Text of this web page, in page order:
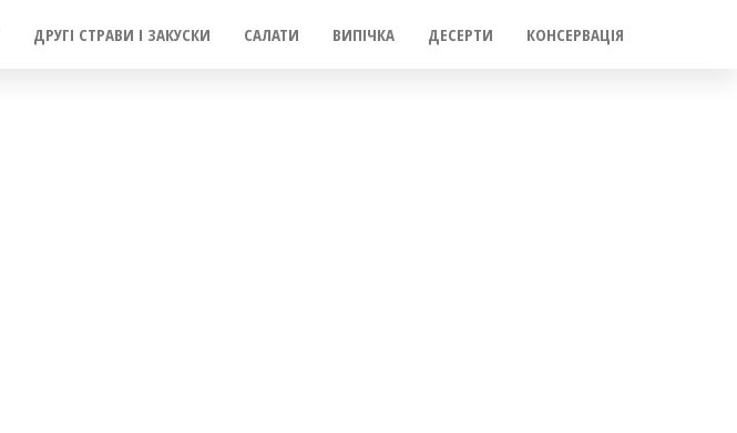
ДРУГІ СТРАВИ І ЗАКУСКИ САЛАТИ ВИПІЧКА ДЕСЕРТИ КОНСЕРВАЦІЯ